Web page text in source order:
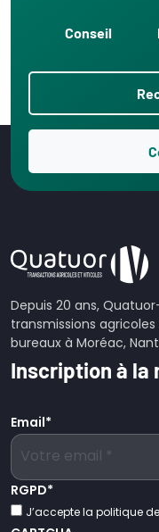
Conseil
Depuis 20 ans,
transmissions
bureaux à Moréac,
Inscription à la
Email*
RGPD*
J’accepte la politique